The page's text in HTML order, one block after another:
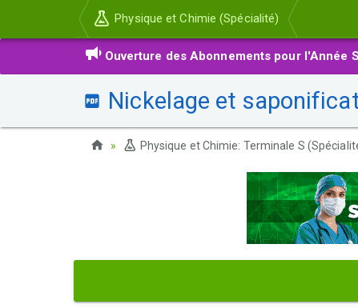
Physique et Chimie (Spécialité)
Ouverture des Abonnements pour l'Année
Nickelage et
Physique et Chimie: Terminale S